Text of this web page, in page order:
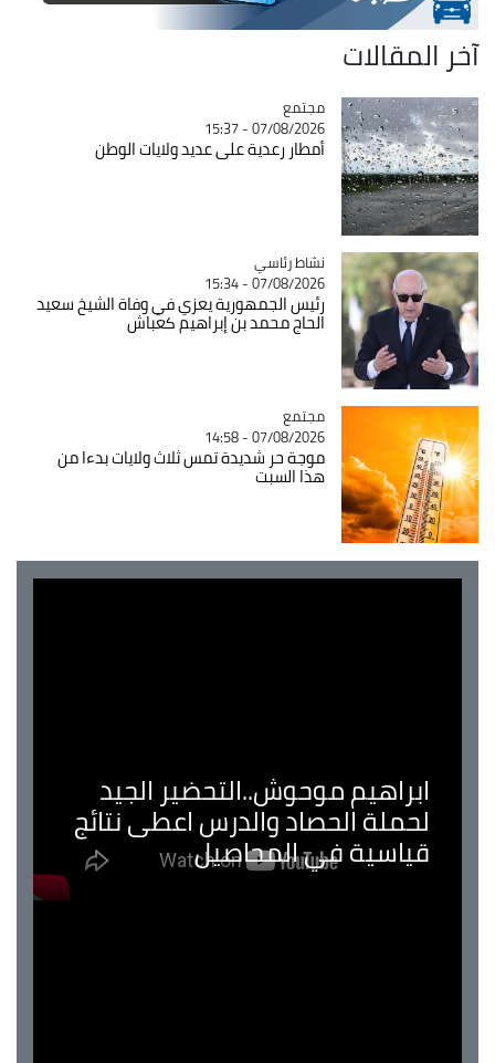
آخر المقالات
Catégorie
مجتمع
07/08/2026 - 15:37
أمطار رعدية على عديد ولايات الوطن
Catégorie
نشاط رئاسي
07/08/2026 - 15:34
رئيس الجمهورية يعزي في وفاة الشيخ سعيد
الحاج محمد بن إبراهيم كعباش
Catégorie
مجتمع
07/08/2026 - 14:58
موجة حر شديدة تمس ثلاث ولايات بدءا من
هذا السبت
ابراهيم موحوش..التحضير الجيد
لحملة الحصاد والدرس اعطى نتائج
قياسية في المحاصيل